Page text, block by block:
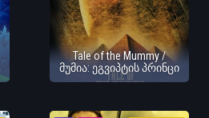
Tale of the Mummy /
მუმია: ეგვიპტის პრინცი